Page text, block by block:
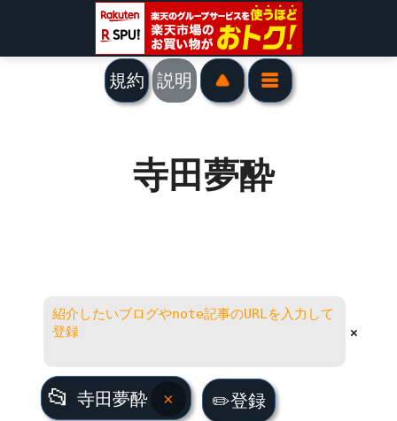
規約 説明
寺田夢酔
×
📂 寺田夢酔
× ✏️登録